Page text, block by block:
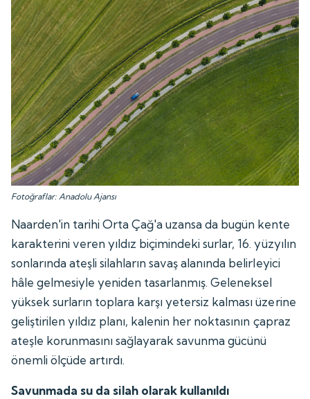
Fotoğraflar: Anadolu Ajansı
Naarden'in tarihi Orta Çağ'a uzansa da bugün kente
karakterini veren yıldız biçimindeki surlar, 16. yüzyılın
sonlarında ateşli silahların savaş alanında belirleyici
hâle gelmesiyle yeniden tasarlanmış. Geleneksel
yüksek surların toplara karşı yetersiz kalması üzerine
geliştirilen yıldız planı, kalenin her noktasının çapraz
ateşle korunmasını sağlayarak savunma gücünü
önemli ölçüde artırdı.
Savunmada su da silah olarak kullanıldı